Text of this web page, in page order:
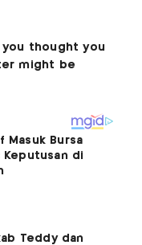
Masuk Bursa
Keputusan di
Teddy dan